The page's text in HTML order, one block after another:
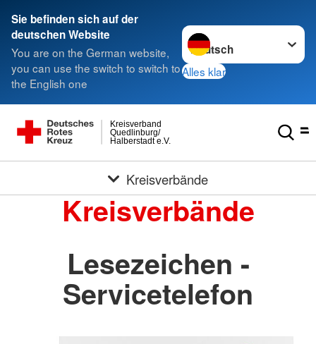
Sie befinden sich auf der
deutschen Website
You are on the German website,
you can use the switch to switch to
the English one
Sprache wechseln zu
Alles klar
Halberstadt e.V.
Quedlinburg/
Kreisverband
Kreisverbände
Kreisverbände
Lesezeichen -
Servicetelefon